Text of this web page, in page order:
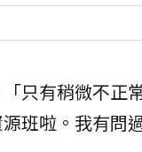
只有稍微不正
班啦。我有問